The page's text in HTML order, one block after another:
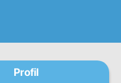
Profil